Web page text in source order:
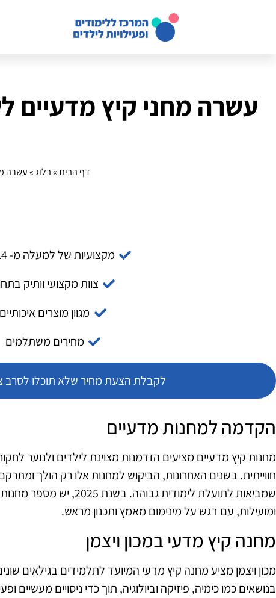
דף הבית»בלוג»עשרה מחני קיץ
מקצועיות של למעלה מ- 14 שנה
צוות מקצועי וותיק
מגוון מוצרים איכותיים
מחירים משתלמים
לקבלת הצעת מחיר שלא תוכלו לסרב
הקדמה למחנות מדעיים
מחנות קיץ מדעיים מציעים הזדמנות מצוינת לילדים ולנוער
חווייתית. בשנים האחרונות, הביקוש למחנות אלו רק הולך
שמביאות לתועלת לימודית
ומועילות, עם דגש על מינימום מאמץ ותכנון מראש.
מחנה קיץ מדעי במכון ויצמן
מכון ויצמן מציע מחנה קיץ מדעי המיועד לתלמידים בגילאים
בנושאים כמו כימיה, פיזיקה וביולוגיה, תוך כדי ניסויים מעשיים